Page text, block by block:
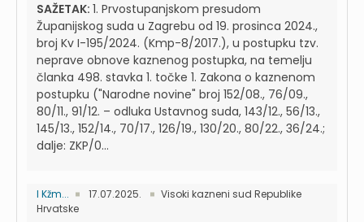
SAŽETAK: 1. Prvostupanjskom presudom
Županijskog suda u Zagrebu od 19. prosinca 2024.,
broj Kv I-195/2024. (Kmp-8/2017.), u postupku tzv.
neprave obnove kaznenog postupka, na temelju
članka 498. stavka 1. točke 1. Zakona o kaznenom
postupku ("Narodne novine" broj 152/08., 76/09.,
80/11., 91/12. – odluka Ustavnog suda, 143/12., 56/13.,
145/13., 152/14., 70/17., 126/19., 130/20., 80/22., 36/24.;
dalje: ZKP/0...
I Kžm... 17.07.2025.
Visoki kazneni sud Republike
Hrvatske